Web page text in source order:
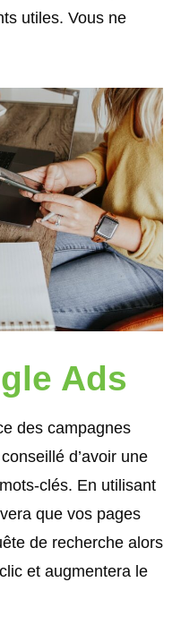
utiles. Vous ne
Ads
des campagnes
d’avoir une
clés. En utilisant
que vos pages
de recherche alors
et augmentera le